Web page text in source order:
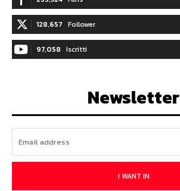
128,657 Follower
97,058 Iscritti
Newsletter
I WANT IN